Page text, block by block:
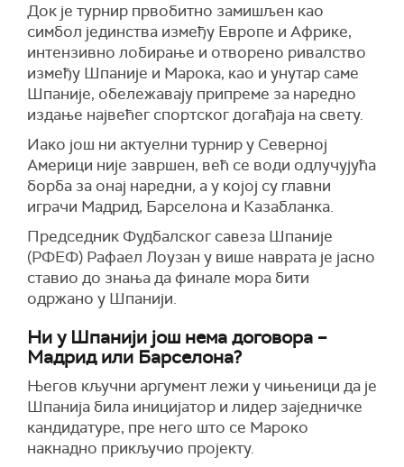
Док је турнир првобитно замишљен као
симбол јединства између Европе и Африке,
интензивно лобирање и отворено ривалство
између Шпаније и Марока, као и унутар саме
Шпаније, обележавају припреме за наредно
издање највећег спортског догађаја на свету.
Иако још ни актуелни турнир у Северној
Америци није завршен, већ се води одлучујућа
борба за онај наредни, а у којој су главни
играчи Мадрид, Барселона и Казабланка.
Председник Фудбалског савеза Шпаније
(РФЕФ) Рафаел Лоузан у више наврата је јасно
ставио до знања да финале мора бити
одржано у Шпанији.
Ни у Шпанији још нема договора –
Мадрид или Барселона?
Његов кључни аргумент лежи у чињеници да је
Шпанија била иницијатор и лидер заједничке
кандидатуре, пре него што се Мароко
накнадно прикључио пројекту.